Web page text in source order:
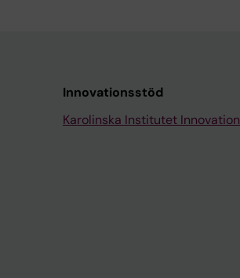
Innovationsstöd
Karolinska Institutet Innovation